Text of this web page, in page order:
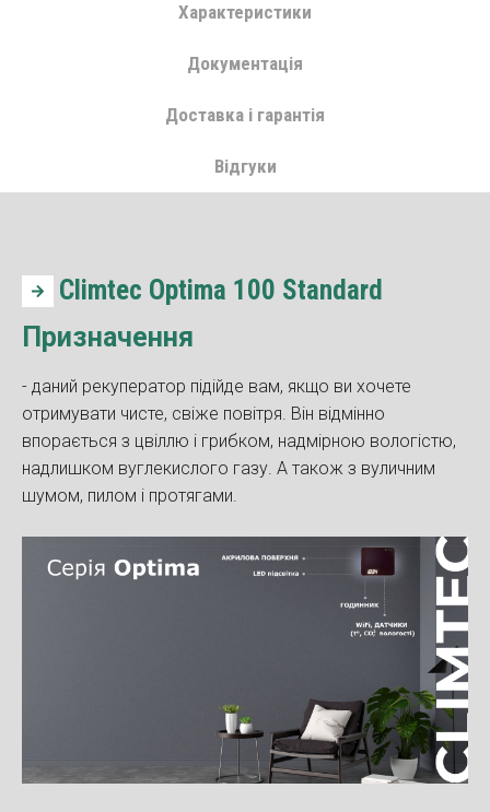
Характеристики
Документація
Доставка і гарантія
Відгуки
Climtec Optima 100 Standard
Призначення
- даний рекуператор підійде вам, якщо ви хочете
отримувати чисте, свіже повітря. Він відмінно
впорається з цвіллю і грибком, надмірною вологістю,
надлишком вуглекислого газу. А також з вуличним
шумом, пилом і протягами.